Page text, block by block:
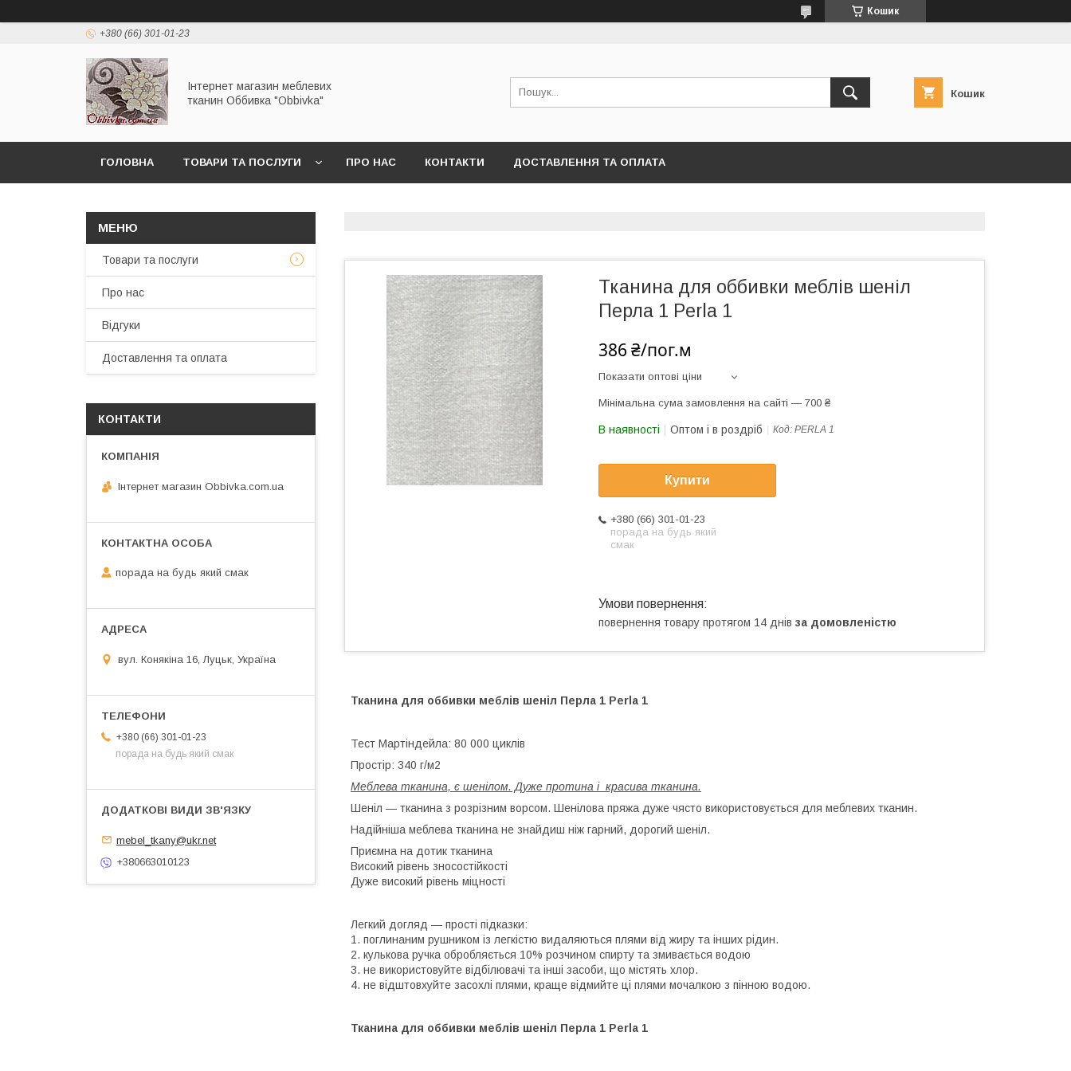
Кошик
+380 (66) 301-01-23
Інтернет магазин меблевих
тканин Оббивка "Obbivka"
Кошик
ГОЛОВНА ТОВАРИ ТА ПОСЛУГИ ПРО НАС КОНТАКТИ ДОСТАВЛЕННЯ ТА ОПЛАТА
Тканина для оббивки меблів шеніл
Перла 1 Perla 1
386 ₴/пог.м
Показати оптові ціни
Мінімальна сума замовлення на сайті — 700 ₴
В наявності Оптом і в роздріб Код: PERLA 1
Купити
+380 (66) 301-01-23
порада на будь який
смак
повернення товару протягом 14 днів за домовленістю
Тканина для оббивки меблів шеніл Перла 1 Perla 1
Тест Мартіндейла: 80 000 циклів
Простір: 340 г/м2
Меблева тканина, є шенілом. Дуже протина і красива тканина.
Шеніл — тканина з розрізним ворсом. Шенілова пряжа дуже чясто використовується для меблевих тканин.
Надійніша меблева тканина не знайдиш ніж гарний, дорогий шеніл.
Приємна на дотик тканина
Високий рівень зносостійкості
Дуже високий рівень міцності
Легкий догляд — прості підказки:
1. поглинаним рушником із легкістю видаляються плями від жиру та інших рідин.
2. кулькова ручка обробляється 10% розчином спирту та змивається водою
3. не використовуйте відбілювачі та інші засоби, що містять хлор.
4. не відштовхуйте засохлі плями, краще відмийте ці плями мочалкою з пінною водою.
Тканина для оббивки меблів шеніл Перла 1 Perla 1
Товари та послуги
Про нас
Відгуки
Доставлення та оплата
КОНТАКТИ
Інтернет магазин Obbivka.com.ua
порада на будь який смак
вул. Конякіна 16, Луцьк, Україна
+380 (66) 301-01-23
порада на будь який смак
mebel_tkany@ukr.net
+380663010123